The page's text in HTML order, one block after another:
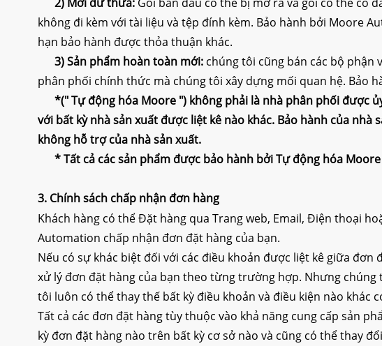
không đi kèm với tài liệu và tệp đính kèm. Bảo hành bởi Moore
hạn bảo hành được thỏa thuận khác.
3) Sản phẩm hoàn toàn mới:chúng tôi cũng bán các bộ phận
phân phối chính thức mà chúng tôi xây dựng mối quan hệ. Bảo
*("Tự động hóa Moore") không phải là nhà phân phối được
với bất kỳ nhà sản xuất được liệt kê nào khác. Bảo hành của
không hỗ trợ của nhà sản xuất.
* Tất cả các sản phẩm được bảo hành bởiTự động hóa Moore
3. Chính sách chấp nhận đơn hàng
Khách hàng có thể Đặt hàng qua Trang web, Email, Điện thoại
Automation chấp nhận đơn đặt hàng của bạn.
Nếu có sự khác biệt đối với các điều khoản được liệt kê giữa
xử lý đơn đặt hàng của bạn theo từng trường hợp. Nhưng chúng
tôi luôn có thể thay thế bất kỳ điều khoản và điều kiện nào khác
Tất cả các đơn đặt hàng tùy thuộc vào khả năng cung cấp sản
kỳ đơn đặt hàng nào trên bất kỳ cơ sở nào và cũng có thể thay